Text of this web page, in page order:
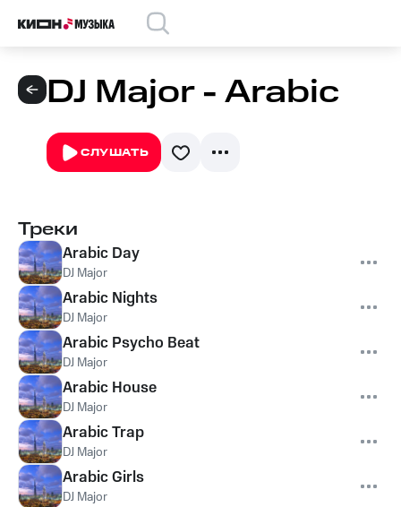
DJ Major - Arabic
СЛУШАТЬ
Треки
Arabic Day
DJ Major
Arabic Nights
DJ Major
Arabic Psycho Beat
DJ Major
Arabic House
DJ Major
Arabic Trap
DJ Major
Arabic Girls
DJ Major